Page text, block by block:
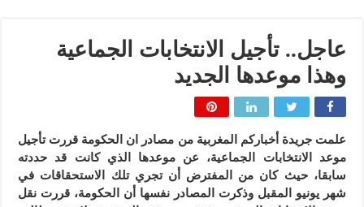
عاجل.. تأجيل الانتخابات الجماعية
وهذا موعدها الجديد
علمت جريدة أخباركم المغربية من مصادر ان الحكومة قررت تأجيل
موعد الانتخابات الجماعية، عن موعدها الذي كانت قد حددته
سابقا، حيث كان من المفترض أن تجري تلك الاستحقاقات في
شهر يونيو المقبل وذكرت المصادر نفسها أن الحكومة، قررت نقل